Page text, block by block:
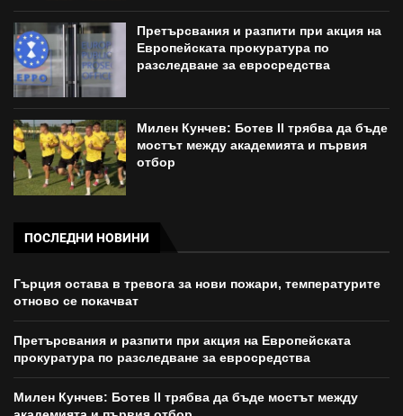
Претърсвания и разпити при акция на
Европейската прокуратура по
разследване за евросредства
Милен Кунчев: Ботев II трябва да бъде
мостът между академията и първия
отбор
ПОСЛЕДНИ НОВИНИ
Гърция остава в тревога за нови пожари, температурите
отново се покачват
Претърсвания и разпити при акция на Европейската
прокуратура по разследване за евросредства
Милен Кунчев: Ботев II трябва да бъде мостът между